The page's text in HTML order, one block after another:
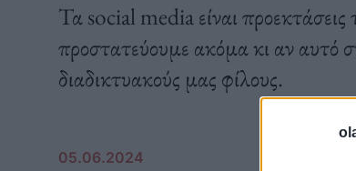
Τα social media είναι προεκτάσεις
προστατεύουμε ακόμα κι αν αυτό
διαδικτυακούς μας φίλους.
05.06.2024